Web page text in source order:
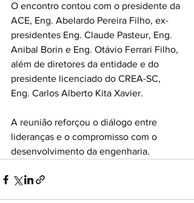
O encontro contou com o presidente da
ACE, Eng. Abelardo Pereira Filho, ex-
presidentes Eng. Claude Pasteur, Eng.
Anibal Borin e Eng. Otávio Ferrari Filho,
além de diretores da entidade e do
presidente licenciado do CREA-SC,
Eng. Carlos Alberto Kita Xavier.
A reunião reforçou o diálogo entre
lideranças e o compromisso com o
desenvolvimento da engenharia.